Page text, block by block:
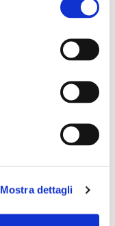
Mostra dettagli